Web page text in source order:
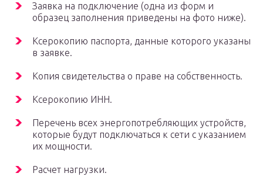
Заявка на подключение (одна из форм и
образец заполнения приведены на фото ниже).
Ксерокопию паспорта, данные которого указаны
в заявке.
Копия свидетельства о праве на собственность.
Ксерокопию ИНН.
Перечень всех энергопотребляющих устройств,
которые будут подключаться к сети с указанием
их мощности.
Расчет нагрузки.